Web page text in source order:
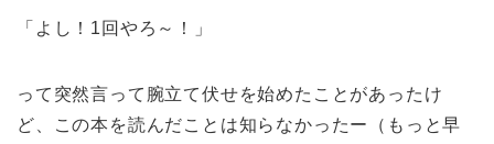
「よし！1回やろ～！」
って突然言って腕立て伏せを始めたことがあったけ
ど、この本を読んだことは知らなかったー（もっと早